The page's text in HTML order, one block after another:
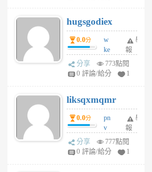
6
個
月
前
hugsgodiex
0.0分
w
ke
rv
pj
6
個
月
前
舉
報
分享
773點閱
0 評論/給分
1
liksqxmqmr
0.0分
pn
v
wt
sv
舉
報
分享
777點閱
0 評論/給分
1